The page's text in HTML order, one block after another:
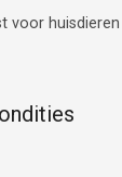
voor huisdieren